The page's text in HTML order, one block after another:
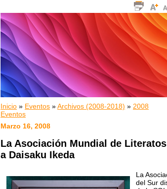
Inicio » Eventos »Archivos (2008-2018) » 2008
Eventos
Marzo 16, 2008
La Asociación Mundial de
a Daisaku Ikeda
La
del Sur